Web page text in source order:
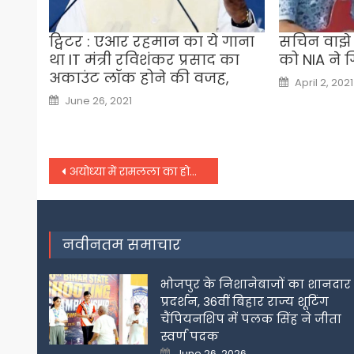
ट्विटर : एआर रहमान का ये गाना
था IT मंत्री रविशंकर प्रसाद का
अकाउंट लॉक होने की वजह,
Posted
on
June 26, 2021
सचिन वाझे
को NIA ने
Posted
on
April 2, 2021
Post
navigation
अयोध्‍या में रामलला का होगा भव्‍य स्‍वागत, देश भर में लगाए जाएंगे पौधे,
नवीनतम समाचार
भोजपुर के निशानेबाजों का शानदार
प्रदर्शन, 36वीं बिहार राज्य शूटिंग
चैंपियनशिप में पलक सिंह ने जीता
स्वर्ण पदक
Posted